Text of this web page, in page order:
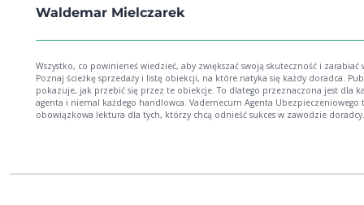
Waldemar Mielczarek
Wszystko, co powinieneś wiedzieć, aby zwiększać swoją skuteczność i zarabiać
Poznaj ścieżkę sprzedaży i listę obiekcji, na które natyka się każdy doradca.
pokazuje, jak przebić się przez te obiekcje. To dlatego przeznaczona jest dla
agenta i niemal każdego handlowca. Vademecum Agenta Ubezpieczeniowego to
obowiązkowa lektura dla tych, którzy chcą odnieść sukces w zawodzie doradcy
radość z wykonywanej pracy. - Jak nie przejmować się nieudanymi spotkaniami i